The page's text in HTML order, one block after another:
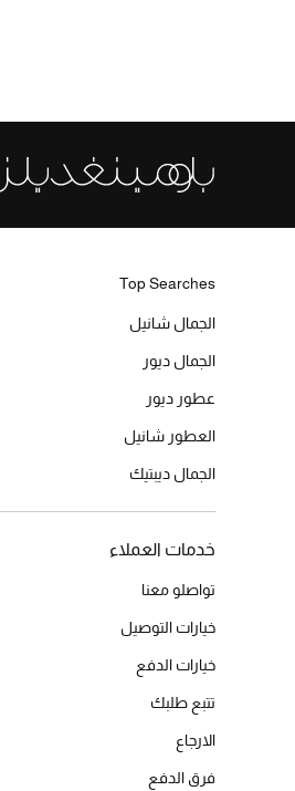
Top Searches
الجمال شانيل
الجمال ديور
عطور ديور
العطور شانيل
الجمال ديبتيك
خدمات العملاء
تواصلو معنا
خيارات التوصيل
خيارات الدفع
تتبع طلبك
الارجاع
فرق الدفع